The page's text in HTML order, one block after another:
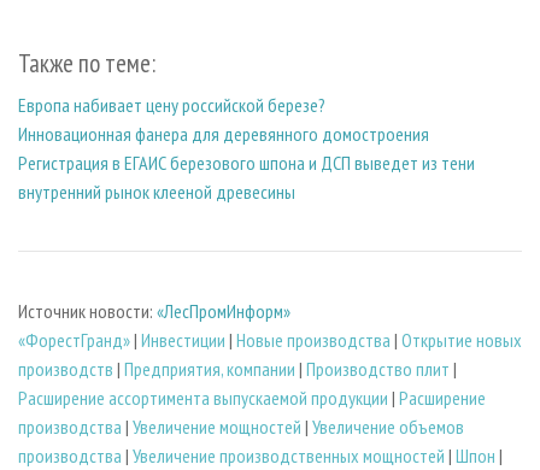
Также по теме:
Европа набивает цену российской березе?
Инновационная фанера для деревянного домостроения
Регистрация в ЕГАИС березового шпона и ДСП выведет из тени
внутренний рынок клееной древесины
Источник новости: «ЛесПромИнформ»
«ФорестГранд»| Инвестиции | Новые производства | Открытие новых
производств | Предприятия, компании | Производство плит |
Расширение ассортимента выпускаемой продукции | Расширение
производства | Увеличение мощностей | Увеличение объемов
производства | Увеличение производственных мощностей | Шпон |